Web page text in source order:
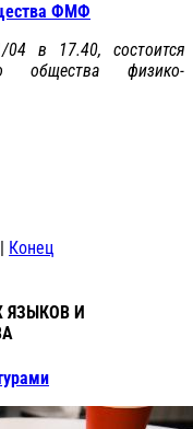
ФМФ
в 17.40, состоится
общества физико-
| Конец
ЯЗЫКОВ И